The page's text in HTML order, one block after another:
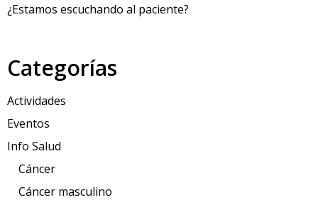
¿Estamos escuchando al paciente?
Categorías
Actividades
Eventos
Info Salud
Cáncer
Cáncer masculino